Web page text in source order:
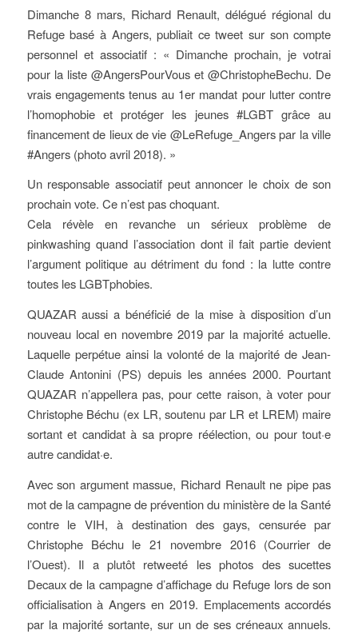
Dimanche 8 mars, Richard Renault, délégué régional du
Refuge basé à Angers, publiait ce tweet sur son compte
personnel et associatif : « Dimanche prochain, je votrai
pour la liste @AngersPourVous et @ChristopheBechu. De
vrais engagements tenus au 1er mandat pour lutter contre
l’homophobie et protéger les jeunes #LGBT grâce au
financement de lieux de vie @LeRefuge_Angers par la ville
#Angers (photo avril 2018). »
Un responsable associatif peut annoncer le choix de son
prochain vote. Ce n’est pas choquant.
Cela révèle en revanche un sérieux problème de
pinkwashing quand l’association dont il fait partie devient
l’argument politique au détriment du fond : la lutte contre
toutes les LGBTphobies.
QUAZAR aussi a bénéficié de la mise à disposition d’un
nouveau local en novembre 2019 par la majorité actuelle.
Laquelle perpétue ainsi la volonté de la majorité de Jean-
Claude Antonini (PS) depuis les années 2000. Pourtant
QUAZAR n’appellera pas, pour cette raison, à voter pour
Christophe Béchu (ex LR, soutenu par LR et LREM) maire
sortant et candidat à sa propre réélection, ou pour tout·e
autre candidat·e.
Avec son argument massue, Richard Renault ne pipe pas
mot de la campagne de prévention du ministère de la Santé
contre le VIH, à destination des gays, censurée par
Christophe Béchu le 21 novembre 2016 (Courrier de
l’Ouest). Il a plutôt retweeté les photos des sucettes
Decaux de la campagne d’affichage du Refuge lors de son
officialisation à Angers en 2019. Emplacements accordés
par la majorité sortante, sur un de ses créneaux annuels.